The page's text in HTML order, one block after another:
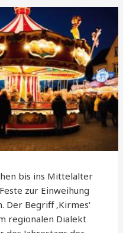
bis ins Mittelalter
zur Einweihung
Begriff ‚Kirmes‘
regionalen Dialekt